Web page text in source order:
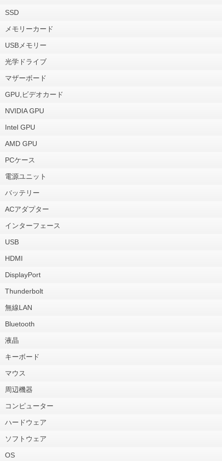
SSD
メモリーカード
USBメモリー
光学ドライブ
マザーボード
GPU,ビデオカード
NVIDIA GPU
Intel GPU
AMD GPU
PCケース
電源ユニット
バッテリー
ACアダプター
インターフェース
USB
HDMI
DisplayPort
Thunderbolt
無線LAN
Bluetooth
液晶
キーボード
マウス
周辺機器
コンピューター
ハードウェア
ソフトウェア
OS